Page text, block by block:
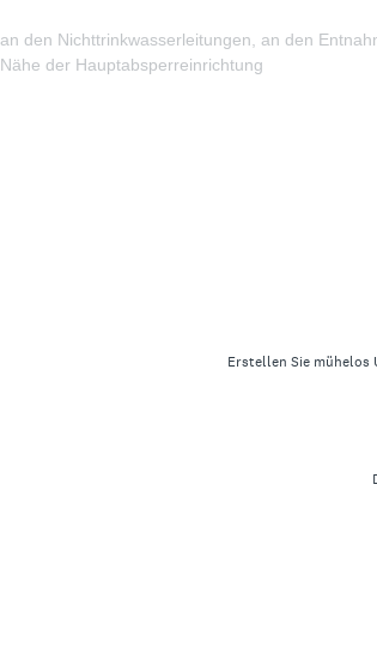
an den Nichttrinkwasserleitungen, an den
Nähe der Hauptabsperreinrichtung
Erstellen Sie mühelos